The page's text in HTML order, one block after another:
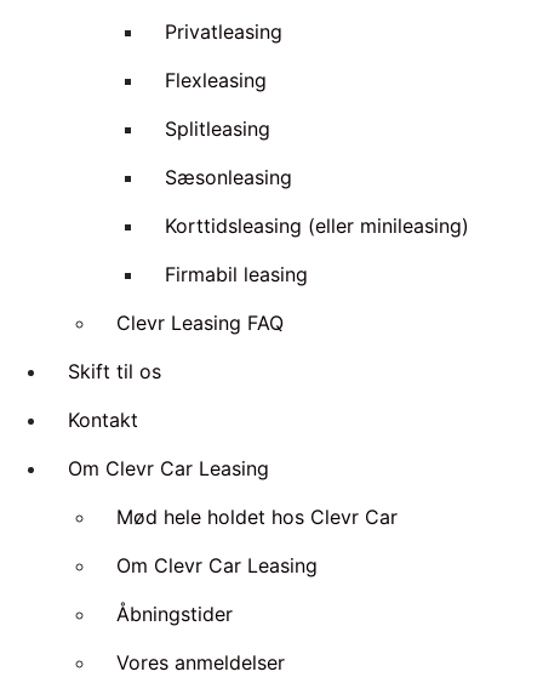
Privatleasing
Flexleasing
Splitleasing
Sæsonleasing
Korttidsleasing (eller minileasing)
Firmabil leasing
Clevr Leasing FAQ
Skift til os
Kontakt
Om Clevr Car Leasing
Mød hele holdet hos Clevr Car
Om Clevr Car Leasing
Åbningstider
Vores anmeldelser